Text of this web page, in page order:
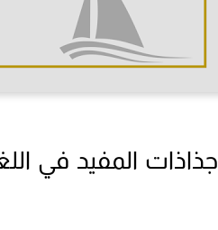
جذاذات المفيد في